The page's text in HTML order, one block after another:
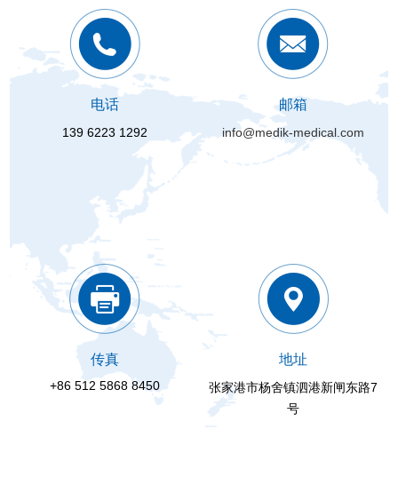
电话
139 6223 1292
邮箱
info@medik-medical.com
传真
+86 512 5868 8450
地址
张家港市杨舍镇泗港新闸东路7
号